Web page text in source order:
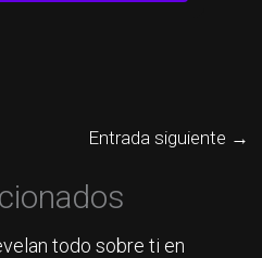
Entrada siguiente →